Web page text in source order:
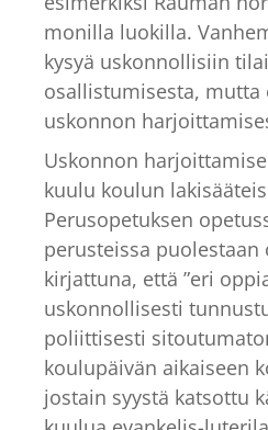
monilla luokilla.
kysyä uskonnollisiin
osallistumisesta, mutta
uskonnon
Uskonnon
kuulu koulun
Perusopetuksen
perusteissa puolestaan
kirjattuna, että ”eri
uskonnollisesti
poliittisesti
koulupäivän aikaiseen
jostain syystä katsottu